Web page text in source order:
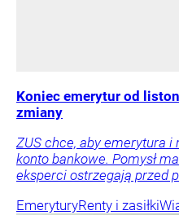
Koniec emerytur od
zmiany
ZUS chce, aby emerytura i
konto bankowe. Pomysł
eksperci ostrzegają przed
EmeryturyRenty i zasiłki